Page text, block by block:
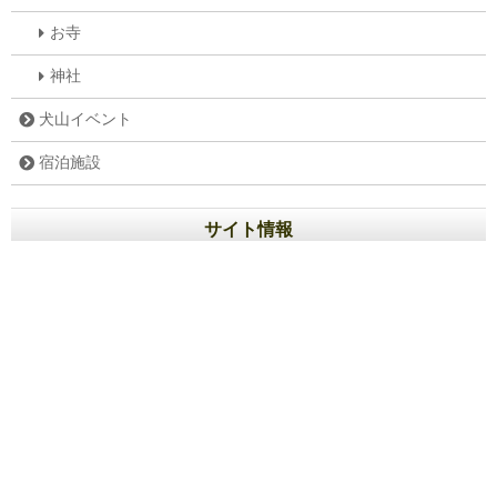
お寺
神社
犬山イベント
宿泊施設
サイト情報